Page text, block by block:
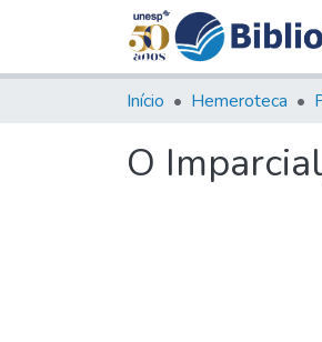
Início Hemeroteca
O